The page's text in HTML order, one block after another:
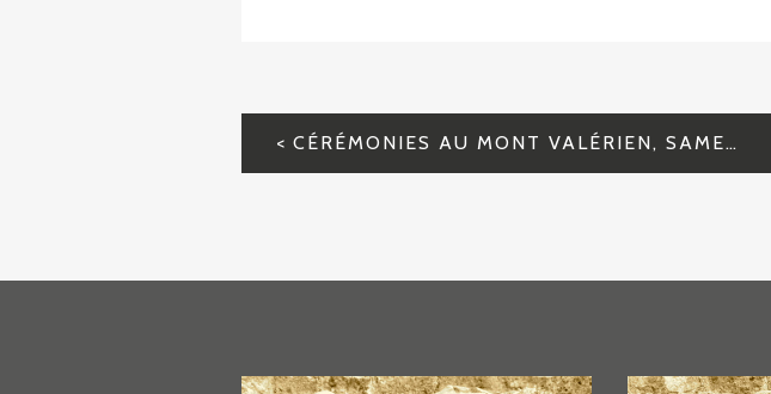
NAVIGATION
DE
CÉRÉMONIES AU MONT VALÉRIEN, SAMEDI 5 JUIN 2021